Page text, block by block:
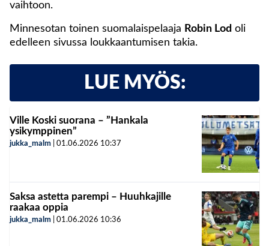
vaihtoon.
Minnesotan toinen suomalaispelaaja Robin Lod oli
edelleen sivussa loukkaantumisen takia.
LUE MYÖS:
Ville Koski suorana – ”Hankala
ysikymppinen”
jukka_malm 01.06.2026 10:37
Saksa astetta parempi – Huuhkajille
raakaa oppia
jukka_malm 01.06.2026 10:36